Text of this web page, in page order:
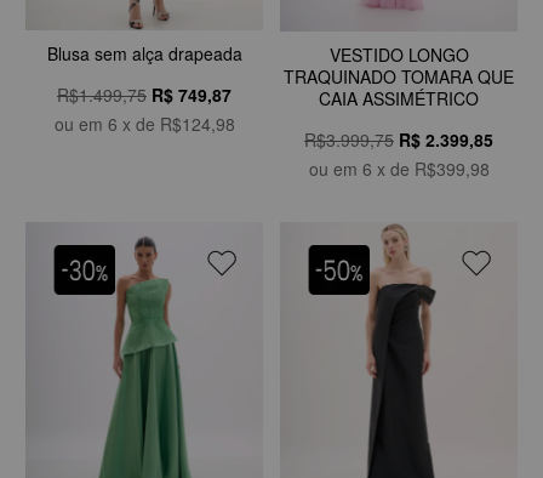
Blusa sem alça drapeada
R$1.499,75 R$ 749,87
ou em 6 x de R$124,98
VESTIDO LONGO
TRAQUINADO TOMARA QUE
CAIA ASSIMÉTRICO
R$3.999,75 R$ 2.399,85
ou em 6 x de R$399,98